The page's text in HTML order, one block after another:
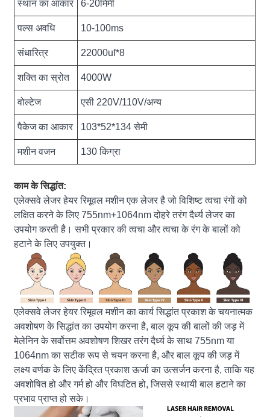
स्थान का आकार 6-20मिमी
पल्स अवधि 10-100ms
संधारित्र 22000uf*8
शक्ति का स्रोत 4000W
वोल्टेज एसी 220V/110V/अन्य
पैकेज का आकार 103*52*134 सेमी
मशीन वजन 130 किग्रा
काम के सिद्धांत:
एलेक्सवे लेजर हेयर रिमूवल मशीन एक लेजर है जो विशिष्ट त्वचा रंगों को
लक्षित करने के लिए 755nm+1064nm दोहरे तरंग दैर्ध्य लेजर का
उपयोग करती है। सभी प्रकार की त्वचा और त्वचा के रंग के बालों को
हटाने के लिए उपयुक्त।
एलेक्सवे लेजर हेयर रिमूवल मशीन का कार्य सिद्धांत प्रकाश के चयनात्मक
अवशोषण के सिद्धांत का उपयोग करना है, बाल कूप की बालों की जड़ में
मेलेनिन के सर्वोत्तम अवशोषण शिखर तरंग दैर्ध्य के साथ 755nm या
1064nm का सटीक रूप से चयन करना है, और बाल कूप की जड़ में
लक्ष्य वर्णक के लिए केंद्रित प्रकाश ऊर्जा का उत्सर्जन करना है, ताकि यह
अवशोषित हो और गर्म हो और विघटित हो, जिससे स्थायी बाल हटाने का
प्रभाव प्राप्त हो सके।